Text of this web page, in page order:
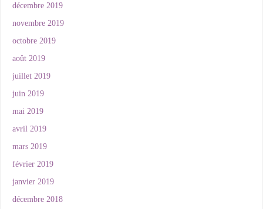
décembre 2019
novembre 2019
octobre 2019
août 2019
juillet 2019
juin 2019
mai 2019
avril 2019
mars 2019
février 2019
janvier 2019
décembre 2018